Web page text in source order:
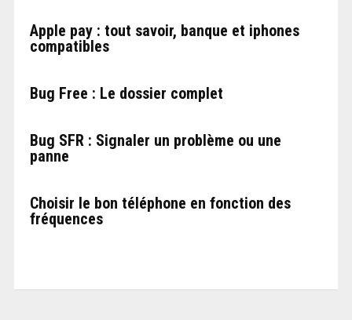
Apple pay : tout savoir, banque et iphones
compatibles
Bug Free : Le dossier complet
Bug SFR : Signaler un problème ou une
panne
Choisir le bon téléphone en fonction des
fréquences